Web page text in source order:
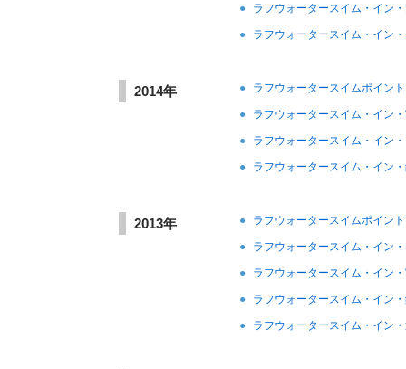
● ラフウォータースイム・イン
● ラフウォータースイム・イン
2014年 ● ラフウォータースイムポイン
● ラフウォータースイム・イン
● ラフウォータースイム・イン
● ラフウォータースイム・イン
2013年 ● ラフウォータースイムポイン
● ラフウォータースイム・イン
● ラフウォータースイム・イン
● ラフウォータースイム・イン
● ラフウォータースイム・イン